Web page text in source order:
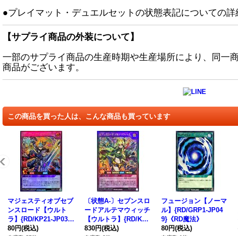
●プレイマット・デュエルセットの状態表記についての詳
【サプライ商品の外装について】
一部のサプライ商品の生産時期や生産場所により、同一
商品がございます。
この商品を買った人は、こんな商品も買っています
マジェスティオブセブ
ンスロード【ウルト
ラ】{RD/KP21-JP034}
《RDフュージョン》
80円(税込)
〔状態A-〕セブンスロ
ードアルテマウィッチ
【ウルトラ】{RD/KP1
7-JP045}《RDフュー
830円(税込)
フュージョン【ノーマ
ル】{RD/GRP1-JP04
9}《RD魔法》
80円(税込)